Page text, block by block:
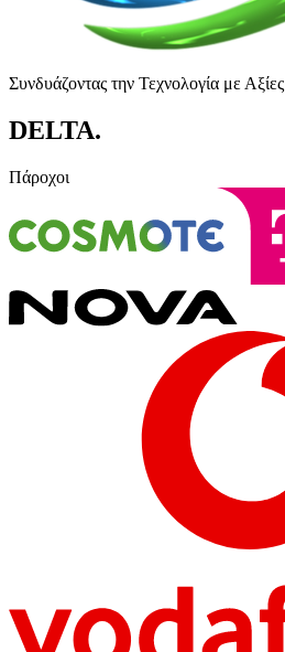
Συνδυάζοντας την Τεχνολογία με Αξίες
DELTA.
Πάροχοι